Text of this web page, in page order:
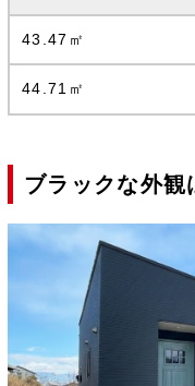
43.47㎡
44.71㎡
ブラックな外観